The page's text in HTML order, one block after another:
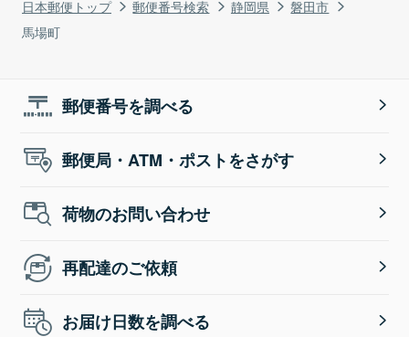
日本郵便トップ 郵便番号検索 静岡県
磐田市
馬場町
郵便番号を調べる
郵便局・ATM・ポストをさがす
荷物のお問い合わせ
再配達のご依頼
お届け日数を調べる